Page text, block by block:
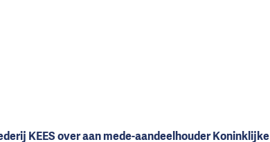
KEESover aan mede-aandeelhouder Koninklijke